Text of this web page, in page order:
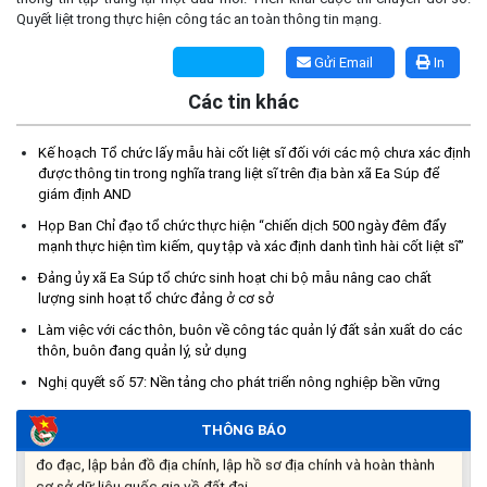
Quyết liệt trong thực hiện công tác an toàn thông tin mạng.
In
Gửi Email
Các tin khác
Kế hoạch Tổ chức lấy mẫu hài cốt liệt sĩ đối với các mộ chưa xác định
được thông tin trong nghĩa trang liệt sĩ trên địa bàn xã Ea Súp để
giám định AND
Họp Ban Chỉ đạo tổ chức thực hiện “chiến dịch 500 ngày đêm đẩy
mạnh thực hiện tìm kiếm, quy tập và xác định danh tình hài cốt liệt sĩ”
Đảng ủy xã Ea Súp tổ chức sinh hoạt chi bộ mẫu nâng cao chất
lượng sinh hoạt tổ chức đảng ở cơ sở
Làm việc với các thôn, buôn về công tác quản lý đất sản xuất do các
thôn, buôn đang quản lý, sử dụng
Nghị quyết số 57: Nền tảng cho phát triển nông nghiệp bền vững
THÔNG BÁO
Kế hoạch Tổ chức lấy mẫu hài cốt liệt sĩ đối với các mộ chưa
xác định được thông tin trong nghĩa trang liệt sĩ trên địa bàn xã
Ea Súp để giám định AND
(06/08/2026)
Thông báo nghiêm cấm sử dụng đất với khu vực Quy hoạch
cấp đất sản xuất cho các hộ nghèo, cận nghèo thiếu đất sản
xuất trên địa bàn xã.
(06/08/2026)
THÔNG BÁO: Cảnh báo thủ đoạn lừa đảo thông qua công tác
đo đạc, lập bản đồ địa chính, lập hồ sơ địa chính và hoàn thành
cơ sở dữ liệu quốc gia về đất đai